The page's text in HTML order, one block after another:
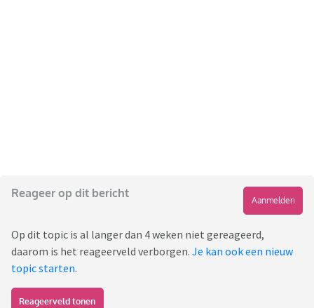
Reageer op dit bericht
Aanmelden
Op dit topic is al langer dan 4 weken niet gereageerd,
daarom is het reageerveld verborgen. Je kan ook een nieuw
topic starten.
Reageerveld tonen